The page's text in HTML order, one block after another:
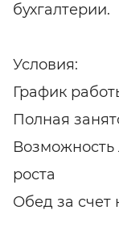
бухгалтерии.
Условия:
График
Полная
Возможность
роста
Обед за счет